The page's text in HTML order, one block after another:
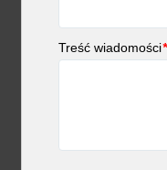
Treść wiadomości*